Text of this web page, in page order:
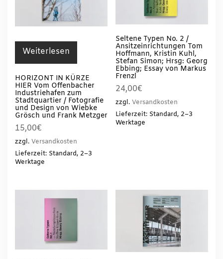
Weiterlesen
HORIZONT IN KÜRZE
HIER Vom Offenbacher
Industriehafen zum
Stadtquartier / Fotografie
und Design von Wiebke
Grösch und Frank Metzger
15,00€
zzgl. Versandkosten
Lieferzeit: Standard, 2–3
Werktage
Seltene Typen No. 2 /
Ansitzeinrichtungen Tom
Hoffmann, Kristin Kuhl,
Stefan Simon; Hrsg: Georg
Ebbing; Essay von Markus
Frenzl
24,00€
zzgl. Versandkosten
Lieferzeit: Standard, 2–3
Werktage